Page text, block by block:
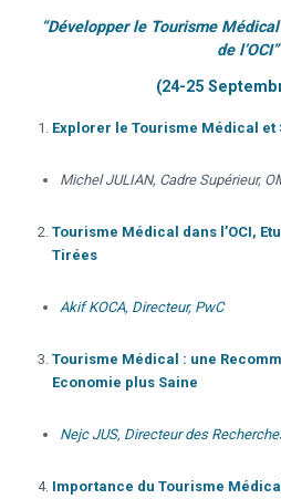
“Développer le Tourisme
de l’OCI”
(24-25
Explorer le Tourisme Médical et
Michel JULIAN, Cadre Supérieur,
Tourisme Médical dans l’OCI,
Tirées
Akif KOCA, Directeur, PwC
Tourisme Médical : une
Economie plus Saine
Nejc JUS, Directeur des
Importance du Tourisme